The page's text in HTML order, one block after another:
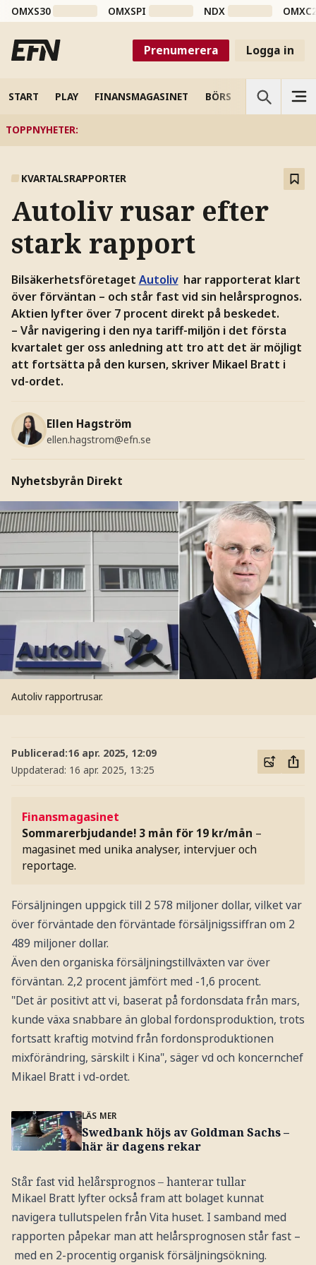
OMXS30 OMXSPI NDX
Prenumerera Logga in
START PLAY FINANSMAGASINET BÖRS VETENSKAP
TOPPNYHETER:
KVARTALSRAPPORTER
Autoliv rusar efter
stark rapport
Bilsäkerhetsföretaget Autoliv har rapporterat klart
över förväntan – och står fast vid sin helårsprognos.
Aktien lyfter över 7 procent direkt på beskedet.
– Vår navigering i den nya tariff-miljön i det första
kvartalet ger oss anledning att tro att det är möjligt
att fortsätta på den kursen, skriver Mikael Bratt i
vd-ordet.
Ellen Hagström
ellen.hagstrom@efn.se
Nyhetsbyrån Direkt
Autoliv rapportrusar.
Publicerad:16 apr. 2025, 12:09
Uppdaterad: 16 apr. 2025, 13:25
Finansmagasinet
Sommarerbjudande! 3 mån för 19 kr/mån –
magasinet med unika analyser, intervjuer och
reportage.
Försäljningen uppgick till 2 578 miljoner dollar, vilket var
över förväntade den förväntade försäljnigssiffran om 2
489 miljoner dollar.
Även den organiska försäljningstillväxten var över
förväntan. 2,2 procent jämfört med -1,6 procent.
"Det är positivt att vi, baserat på fordonsdata från mars,
kunde växa snabbare än global fordonsproduktion, trots
fortsatt kraftig motvind från fordonsproduktionen
mixförändring, särskilt i Kina", säger vd och koncernchef
Mikael Bratt i vd-ordet.
LÄS MER
Swedbank höjs av Goldman Sachs –
här är dagens rekar
Står fast vid helårsprognos – hanterar tullar
Mikael Bratt lyfter också fram att bolaget kunnat
navigera tullutspelen från Vita huset. I samband med
rapporten påpekar man att helårsprognosen står fast –
med en 2-procentig organisk försäljningsökning.